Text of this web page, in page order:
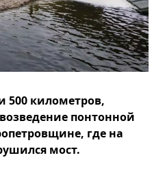
500 километров,
понтонной
где на
мост.